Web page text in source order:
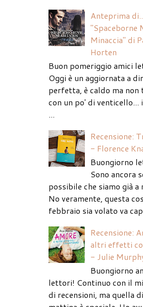
Anteprima di...
"Spaceborne
Minaccia" di
Horten
Buon pomeriggio amici
Oggi è un aggiornata a
perfetta, è caldo ma non
con un po' di venticello...
...
Recensione:
- Florence
Buongiorno
Sono ancora
possibile che siamo già a
No veramente, questa
febbraio sia volato va
Recensione:
altri effetti
- Julie
Buongiorno
lettori! Continuo con il
di recensioni, ma quella